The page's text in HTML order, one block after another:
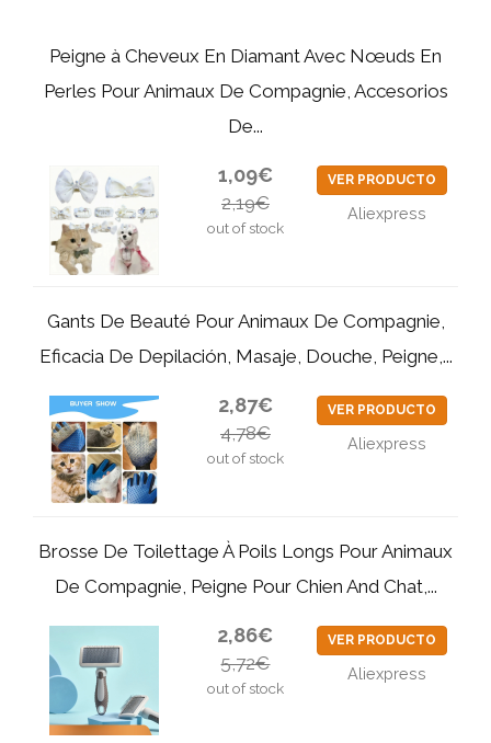
Peigne à Cheveux En Diamant Avec Nœuds En
Perles Pour Animaux De Compagnie, Accesorios
De...
1,09€
2,19€
out of stock
VER PRODUCTO
Aliexpress
Gants De Beauté Pour Animaux De Compagnie,
Eficacia De Depilación, Masaje, Douche, Peigne,...
2,87€
4,78€
out of stock
VER PRODUCTO
Aliexpress
Brosse De Toilettage À Poils Longs Pour Animaux
De Compagnie, Peigne Pour Chien And Chat,...
2,86€
5,72€
out of stock
VER PRODUCTO
Aliexpress